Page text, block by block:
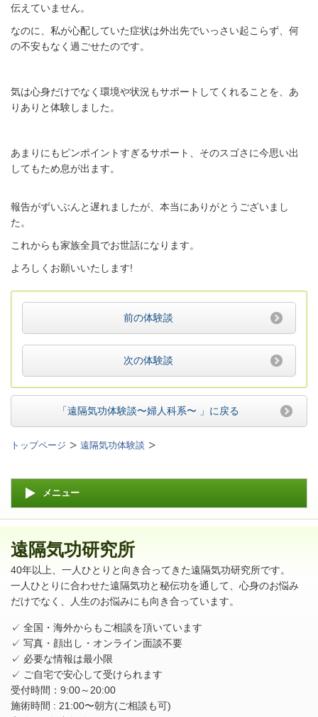
伝えていません。
なのに、私が心配していた症状は外出先でいっさい起こらず、何
の不安もなく過ごせたのです。
気は心身だけでなく環境や状況もサポートしてくれることを、あ
りありと体験しました。
あまりにもピンポイントすぎるサポート、そのスゴさに今思い出
してもため息が出ます。
報告がずいぶんと遅れましたが、本当にありがとうございまし
た。
これからも家族全員でお世話になります。
よろしくお願いいたします!
前の体験談
次の体験談
「遠隔気功体験談〜婦人科系〜 」 に戻る
トップページ 遠隔気功体験談
メニュー
遠隔気功研究所
40年以上、一人ひとりと向き合ってきた遠隔気功研究所です。
一人ひとりに合わせた遠隔気功と秘伝功を通して、心身のお悩み
だけでなく、人生のお悩みにも向き合っています。
✓ 全国・海外からもご相談を頂いています
✓ 写真・顔出し・オンライン面談不要
✓ 必要な情報は最小限
✓ ご自宅で安心して受けられます
受付時間：9:00～20:00
施術時間 : 21:00〜朝方(ご相談も可)